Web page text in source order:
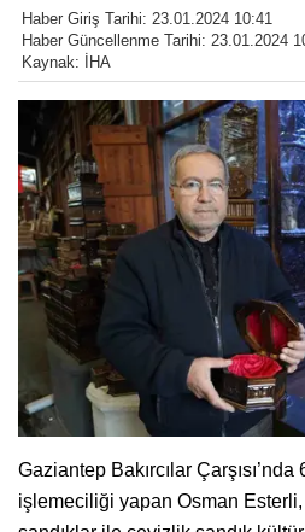
Haber Giriş Tarihi: 23.01.2024 10:41
Haber Güncellenme Tarihi: 23.01.2024
Kaynak: İHA
Gaziantep Bakırcılar Çarşısı’nda
işlemeciliği yapan Osman